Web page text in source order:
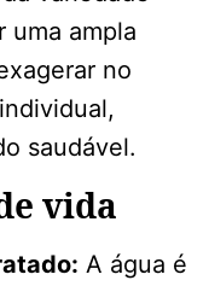
uma ampla
no
saudável.
vida
A água é